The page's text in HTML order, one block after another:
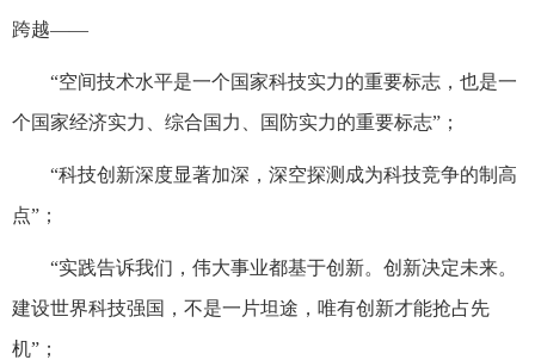
跨越——
“空间技术水平是一个国家科技实力的重要标志，也是一
个国家经济实力、综合国力、国防实力的重要标志”；
“科技创新深度显著加深，深空探测成为科技竞争的制高
点”；
“实践告诉我们，伟大事业都基于创新。创新决定未来。
建设世界科技强国，不是一片坦途，唯有创新才能抢占先
机”；